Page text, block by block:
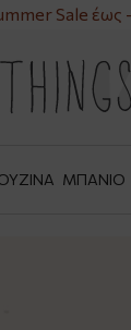
Sale έως -50%
ΜΠΑΝΙΟ